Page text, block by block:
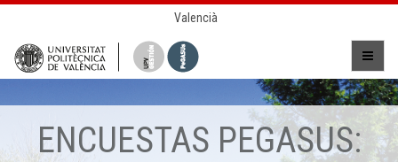
Valencià
ENCUESTAS PEGASUS: